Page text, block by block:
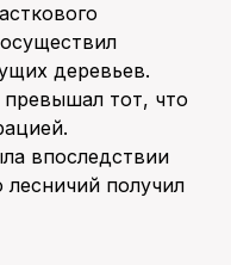
деревьев.
тот, что
впоследствии
получил